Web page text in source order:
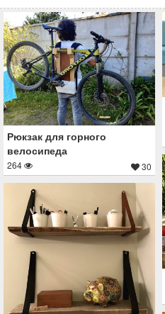
Рюкзак для горного
велосипеда
264 30